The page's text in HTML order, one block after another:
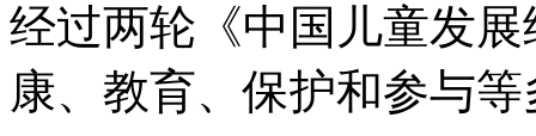
经过两轮《中国儿童发
康、教育、保护和参与